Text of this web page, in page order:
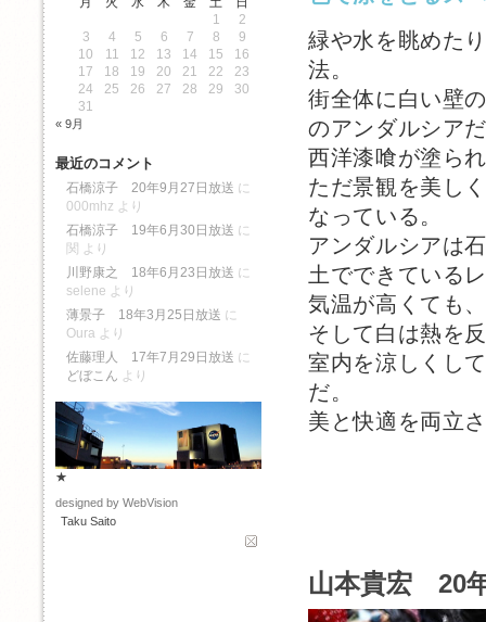
緑や水を眺めた
法。
街全体に白い壁
のアンダルシア
西洋漆喰が塗ら
ただ景観を美し
なっている。
アンダルシアは
土でできている
気温が高くても
そして白は熱を
室内を涼しくし
だ。
美と快適を両立
山本貴宏 20
1
2
3
4 5 6 7 8
9
10
11 12 13 14 15
16
17
18 19 20 21 22
23
24
25 26 27 28 29
30
31
« 9月
最近のコメント
石橋涼子 20年9月27日放送 に
000mhz より
石橋涼子 19年6月30日放送 に
関 より
川野康之 18年6月23日放送 に
selene より
薄景子 18年3月25日放送 に
Oura より
佐藤理人 17年7月29日放送 に
どぼこん より
★
designed by WebVision
Taku Saito